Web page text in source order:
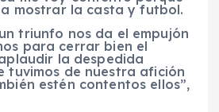
mostrar la casta y futbol.
triunfo nos da el empujón
para cerrar bien el
la despedida
tuvimos de nuestra afición
estén contentos ellos”,